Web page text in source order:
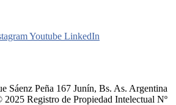
Youtube LinkedIn
Sáenz Peña 167 Junín, Bs. As. Argentina
Registro de Propiedad Intelectual Nº